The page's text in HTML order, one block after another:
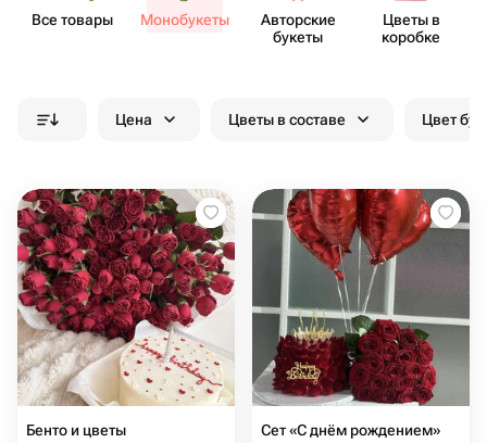
Все товары Моно​букеты
Авторские
букеты
Цветы в
коробке
Цена Цветы в составе Цвет
Бенто и цветы Сет «С днём рождением»